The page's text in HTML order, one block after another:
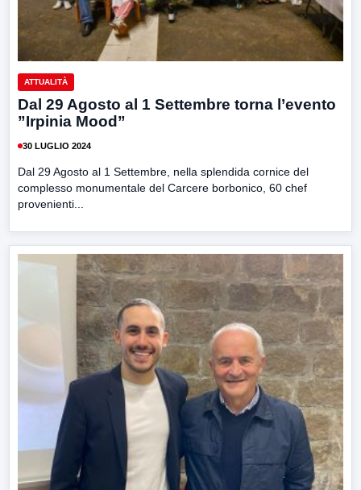
ATTUALITÀ
Dal 29 Agosto al 1 Settembre torna l’evento
”Irpinia Mood”
30 LUGLIO 2024
Dal 29 Agosto al 1 Settembre, nella splendida cornice del
complesso monumentale del Carcere borbonico, 60 chef
provenienti...